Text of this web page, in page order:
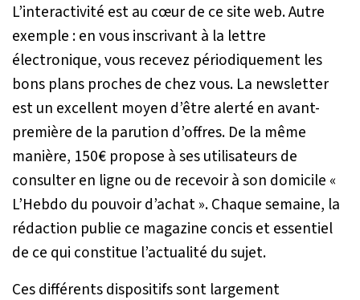
L’interactivité est au cœur de ce site web. Autre
exemple : en vous inscrivant à la lettre
électronique, vous recevez périodiquement les
bons plans proches de chez vous. La newsletter
est un excellent moyen d’être alerté en avant-
première de la parution d’offres. De la même
manière, 150€ propose à ses utilisateurs de
consulter en ligne ou de recevoir à son domicile «
L’Hebdo du pouvoir d’achat ». Chaque semaine, la
rédaction publie ce magazine concis et essentiel
de ce qui constitue l’actualité du sujet.
Ces différents dispositifs sont largement